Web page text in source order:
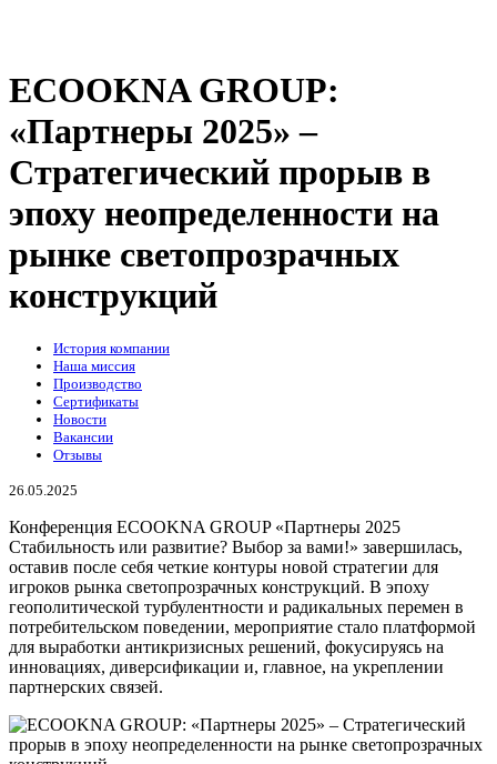
ECOOKNA GROUP:
«Партнеры 2025» –
Стратегический прорыв в
эпоху неопределенности на
рынке светопрозрачных
конструкций
История компании
Наша миссия
Производство
Сертификаты
Новости
Вакансии
Отзывы
26.05.2025
Конференция ECOOKNA GROUP «Партнеры 2025
Стабильность или развитие? Выбор за вами!» завершилась,
оставив после себя четкие контуры новой стратегии для
игроков рынка светопрозрачных конструкций. В эпоху
геополитической турбулентности и радикальных перемен в
потребительском поведении, мероприятие стало платформой
для выработки антикризисных решений, фокусируясь на
инновациях, диверсификации и, главное, на укреплении
партнерских связей.